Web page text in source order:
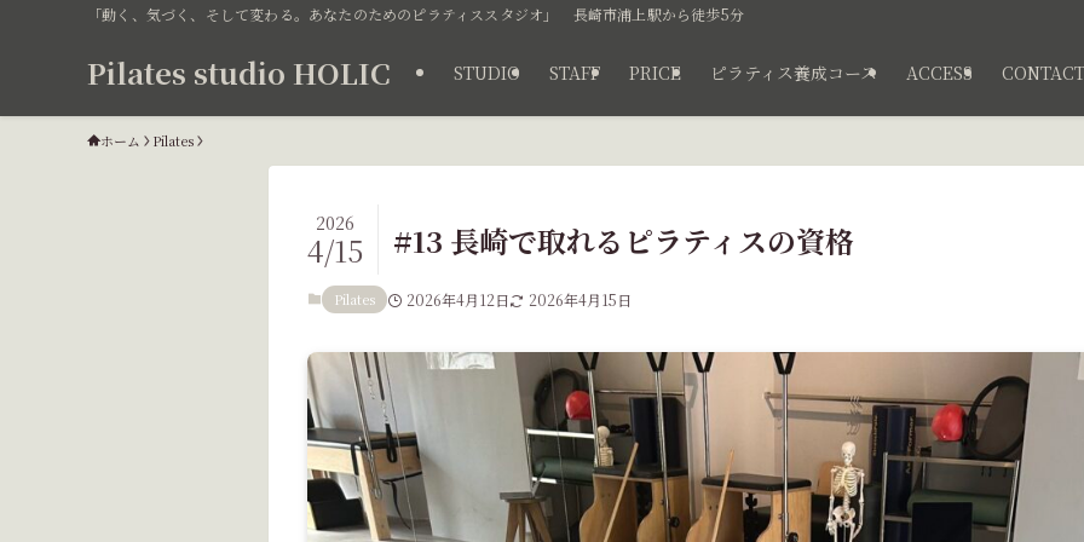
「動く、気づく、そして変わる。あなたのためのピラティススタジオ」 長崎市浦上駅から徒歩5分
Pilates studio HOLIC STUDIO STAFF PRICE ピラティス養成コース ACCESS CONTACT
ホーム Pilates
#13 長崎で取れるピラティスの資格
2026
4/15
Pilates 2026年4月12日 2026年4月15日